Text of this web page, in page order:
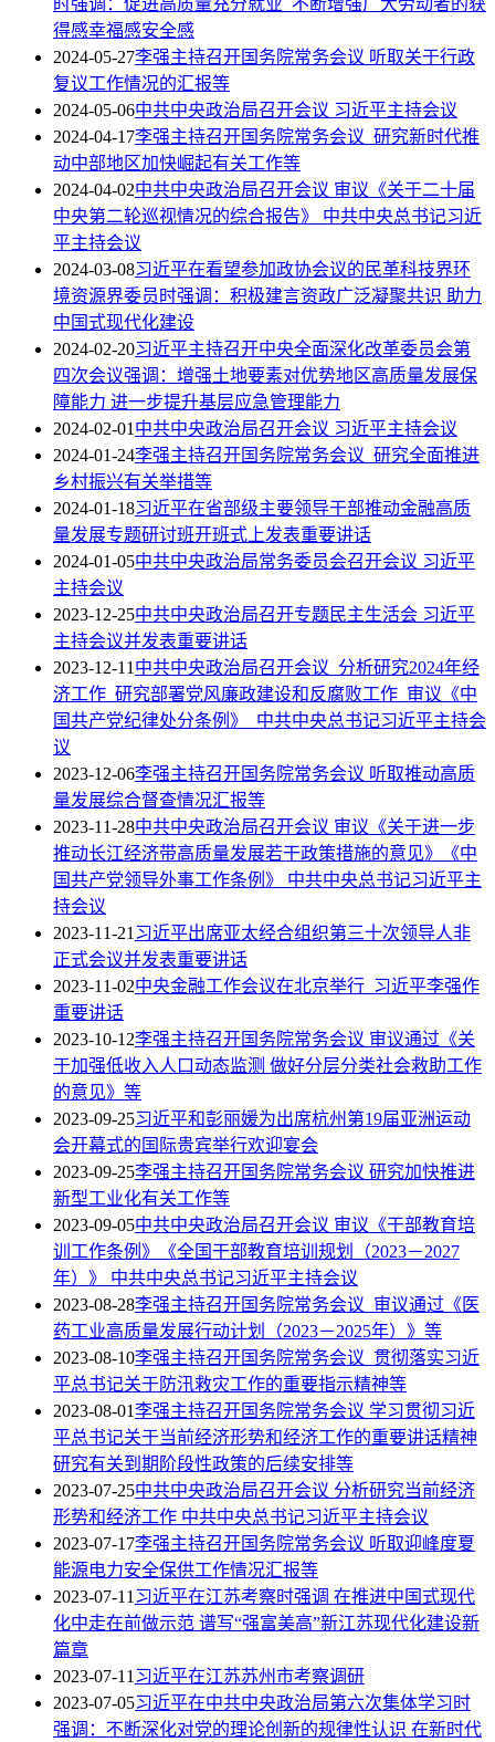
时强调：促进高质量充分就业 不断增强广大劳动者的获
得感幸福感安全感
2024-05-27李强主持召开国务院常务会议 听取关于行政
复议工作情况的汇报等
2024-05-06中共中央政治局召开会议 习近平主持会议
2024-04-17李强主持召开国务院常务会议 研究新时代推
动中部地区加快崛起有关工作等
2024-04-02中共中央政治局召开会议 审议《关于二十届
中央第二轮巡视情况的综合报告》 中共中央总书记习近
平主持会议
2024-03-08习近平在看望参加政协会议的民革科技界环
境资源界委员时强调：积极建言资政广泛凝聚共识 助力
中国式现代化建设
2024-02-20习近平主持召开中央全面深化改革委员会第
四次会议强调：增强土地要素对优势地区高质量发展保
障能力 进一步提升基层应急管理能力
2024-02-01中共中央政治局召开会议 习近平主持会议
2024-01-24李强主持召开国务院常务会议 研究全面推进
乡村振兴有关举措等
2024-01-18习近平在省部级主要领导干部推动金融高质
量发展专题研讨班开班式上发表重要讲话
2024-01-05中共中央政治局常务委员会召开会议 习近平
主持会议
2023-12-25中共中央政治局召开专题民主生活会 习近平
主持会议并发表重要讲话
2023-12-11中共中央政治局召开会议 分析研究2024年经
济工作 研究部署党风廉政建设和反腐败工作 审议《中
国共产党纪律处分条例》 中共中央总书记习近平主持会
议
2023-12-06李强主持召开国务院常务会议 听取推动高质
量发展综合督查情况汇报等
2023-11-28中共中央政治局召开会议 审议《关于进一步
推动长江经济带高质量发展若干政策措施的意见》《中
国共产党领导外事工作条例》 中共中央总书记习近平主
持会议
2023-11-21习近平出席亚太经合组织第三十次领导人非
正式会议并发表重要讲话
2023-11-02中央金融工作会议在北京举行 习近平李强作
重要讲话
2023-10-12李强主持召开国务院常务会议 审议通过《关
于加强低收入人口动态监测 做好分层分类社会救助工作
的意见》等
2023-09-25习近平和彭丽媛为出席杭州第19届亚洲运动
会开幕式的国际贵宾举行欢迎宴会
2023-09-25李强主持召开国务院常务会议 研究加快推进
新型工业化有关工作等
2023-09-05中共中央政治局召开会议 审议《干部教育培
训工作条例》《全国干部教育培训规划（2023－2027
年）》 中共中央总书记习近平主持会议
2023-08-28李强主持召开国务院常务会议 审议通过《医
药工业高质量发展行动计划（2023－2025年）》等
2023-08-10李强主持召开国务院常务会议 贯彻落实习近
平总书记关于防汛救灾工作的重要指示精神等
2023-08-01李强主持召开国务院常务会议 学习贯彻习近
平总书记关于当前经济形势和经济工作的重要讲话精神
研究有关到期阶段性政策的后续安排等
2023-07-25中共中央政治局召开会议 分析研究当前经济
形势和经济工作 中共中央总书记习近平主持会议
2023-07-17李强主持召开国务院常务会议 听取迎峰度夏
能源电力安全保供工作情况汇报等
2023-07-11习近平在江苏考察时强调 在推进中国式现代
化中走在前做示范 谱写“强富美高”新江苏现代化建设新
篇章
2023-07-11习近平在江苏苏州市考察调研
2023-07-05习近平在中共中央政治局第六次集体学习时
强调：不断深化对党的理论创新的规律性认识 在新时代